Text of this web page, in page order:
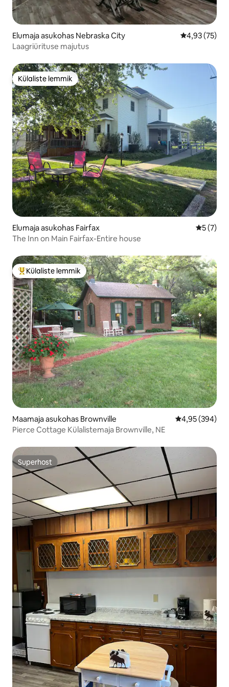
Elumaja asukohas Nebraska City Keskmine
4,93 (75)
Laagriürituse majutus
Külaliste lemmik
Külaliste lemmik
Elumaja asukohas Fairfax
5 (7)
The Inn on Main Fairfax-Entire house
Külaliste suur lemmik
Külaliste lemmik
Maamaja asukohas Brownville Keskmine
4,95 (394)
Pierce Cottage Külalistemaja Brownville, NE
Superhost
Superhost